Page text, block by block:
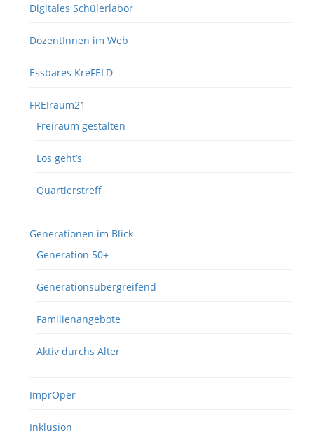
Digitales Schülerlabor
DozentInnen im Web
Essbares KreFELD
FREIraum21
Freiraum gestalten
Los geht’s
Quartierstreff
Generationen im Blick
Generation 50+
Generationsübergreifend
Familienangebote
Aktiv durchs Alter
ImprOper
Inklusion